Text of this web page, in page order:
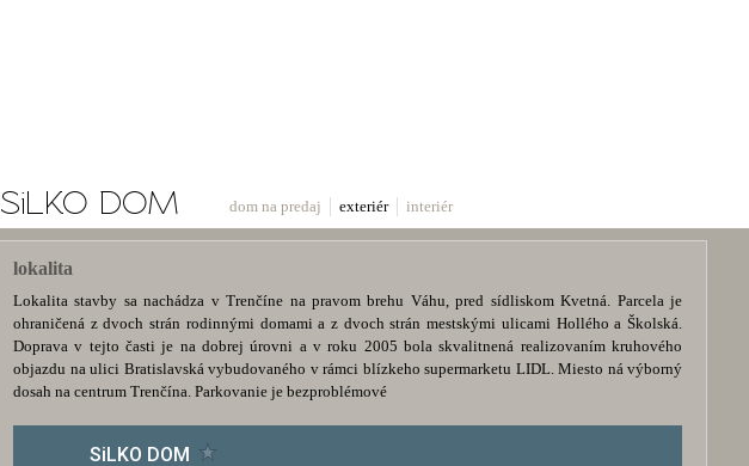
SiLKO DOM dom na predaj exteriér interiér
lokalita
Lokalita stavby sa nachádza v Trenčíne na pravom brehu Váhu, pred sídliskom Kvetná. Parcela je
ohraničená z dvoch strán rodinnými domami a z dvoch strán mestskými ulicami Hollého a Školská.
Doprava v tejto časti je na dobrej úrovni a v roku 2005 bola skvalitnená realizovaním kruhového
objazdu na ulici Bratislavská vybudovaného v rámci blízkeho supermarketu LIDL. Miesto ná výborný
dosah na centrum Trenčína. Parkovanie je bezproblémové